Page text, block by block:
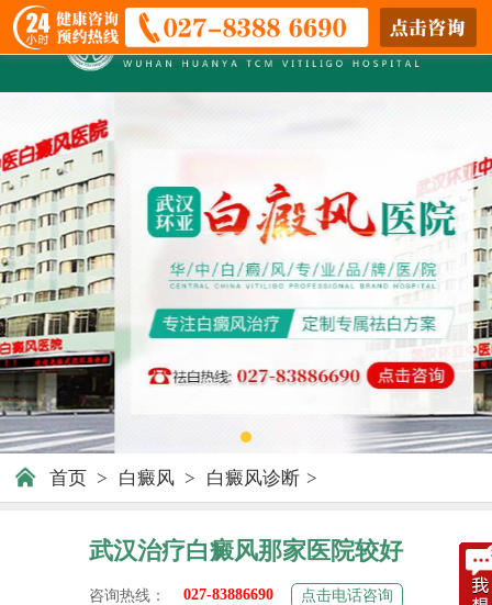
首页 > 白癜风 > 白癜风诊断 >
武汉治疗白癜风那家医院较好
咨询热线： 027-83886690 点击电话咨询